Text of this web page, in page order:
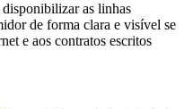
as linhas
de forma clara e visível se
e aos contratos escritos